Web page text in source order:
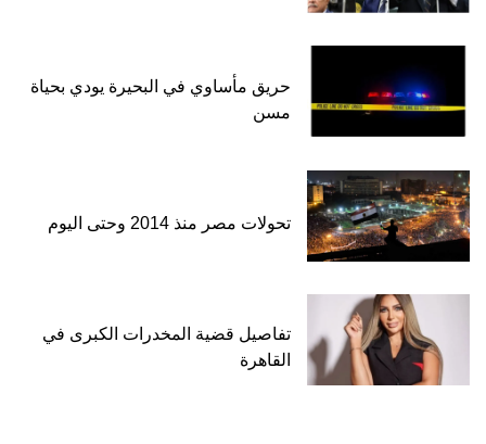
حريق مأساوي في البحيرة يودي بحياة
مسن
تحولات مصر منذ 2014 وحتى اليوم
تفاصيل قضية المخدرات الكبرى في
القاهرة